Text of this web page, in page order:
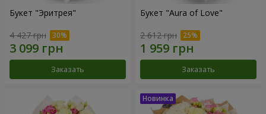
Букет "Эритрея"
4 427 грн
Заказать
Букет "Aura of Love"
2 612 грн
Заказать